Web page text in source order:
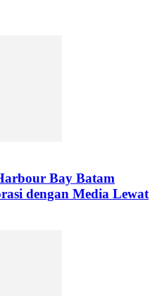
Bay Batam
dengan Media Lewat